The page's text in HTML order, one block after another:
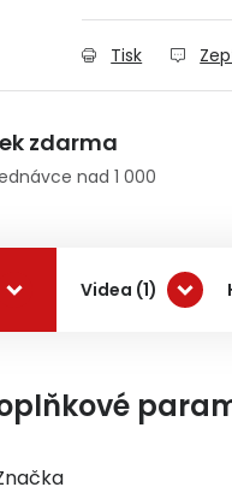
Tisk
zdarma
nad 1 000
Videa (1)